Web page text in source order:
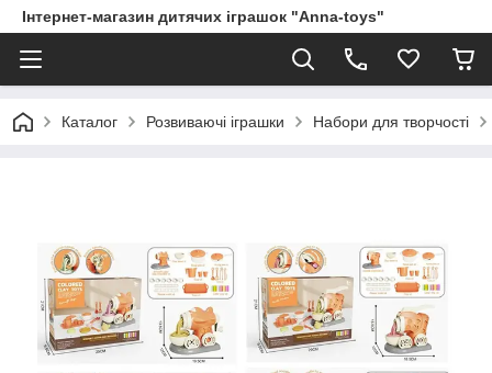
Інтернет-магазин дитячих іграшок "Anna-toys"
Каталог Розвиваючі іграшки Набори для творчості